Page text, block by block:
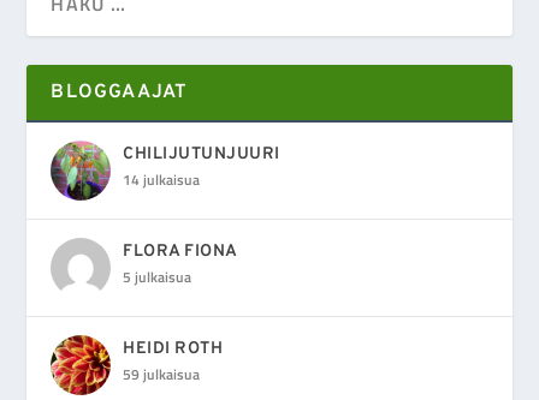
BLOGGAAJAT
CHILIJUTUNJUURI
14 julkaisua
FLORA FIONA
5 julkaisua
HEIDI ROTH
59 julkaisua